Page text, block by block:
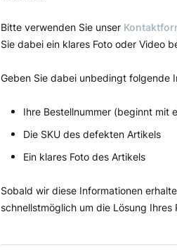
Bitte verwenden Sie unser
Sie dabei ein klares Foto oder Video
Geben Sie dabei unbedingt folgende
Ihre Bestellnummer (beginnt mit
Die SKU des defekten Artikels
Ein klares Foto des Artikels
Sobald wir diese Informationen
schnellstmöglich um die Lösung Ihres